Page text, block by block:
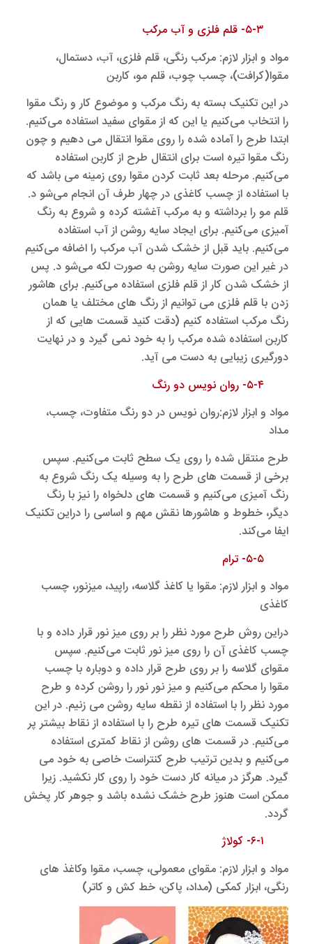
مواد و ابزار لازم: مرکب رنگی، قلم فلزی، آب، دستمال،
مقوا(کرافت)، چسب چوب، قلم مو، کاربن
در این تکنیک بسته به رنگ مرکب و موضوع کار و رنگ مقوا
را انتخاب می‌کنیم یا این که از مقوای سفید استفاده می‌کنیم.
ابتدا طرح را آماده شده را روی مقوا انتقال می دهیم و چون
رنگ مقوا تیره است برای انتقال طرح از کاربن استفاده
می‌کنیم. مرحله بعد ثابت کردن مقوا روی زمینه می باشد که
با استفاده از چسب کاغذی در چهار طرف آن انجام می‌شو د.
قلم مو را برداشته و به مرکب آغشته کرده و شروع به رنگ
آمیزی می‌کنیم. برای ایجاد سایه روشن از آب استفاده
می‌کنیم. باید قبل از خشک شدن آب مرکب را اضافه می‌کنیم
در غیر این صورت سایه روشن به صورت لکه می‌شو د. پس
از خشک شدن کار از قلم فلزی استفاده می‌کنیم. برای هاشور
زدن با قلم فلزی می توانیم از رنگ های مختلف یا همان
رنگ مرکب استفاده کنیم (دقت کنید قسمت هایی که از
کاربن استفاده شده مرکب را به خود نمی گیرد و در نهایت
دورگیری زیبایی به دست می آید.
مواد و ابزار لازم:روان نویس در دو رنگ متفاوت، چسب،
مداد
طرح منتقل شده را روی یک سطح ثابت می‌کنیم. سپس
برخی از قسمت های طرح را به وسیله یک رنگ شروع به
رنگ آمیزی می‌کنیم و قسمت های دلخواه را نیز با رنگ
دیگر، خطوط و هاشورها نقش مهم و اساسی را دراین تکنیک
ایفا می‌کند.
مواد و ابزار لازم: مقوا یا کاغذ گلاسه، راپید، میزنور، چسب
کاغذی
دراین روش طرح مورد نظر را بر روی میز نور قرار داده و با
چسب کاغذی آن را روی میز نور ثابت می‌کنیم. سپس
مقوای گلاسه را بر روی طرح قرار داده و دوباره با چسب
مقوا را محکم می‌کنیم و میز نور نور را روشن کرده و طرح
مورد نظر را با استفاده از نقطه سایه روشن می زنیم. در این
تکنیک قسمت های تیره طرح را با استفاده از نقاط بیشتر پر
می‌کنیم. در قسمت های روشن از نقاط کمتری استفاده
می‌کنیم و بدین ترتیب طرح کنتراست خاصی به خود می
گیرد. هرگز در میانه کار دست خود را روی کار نکشید. زیرا
ممکن است هنوز طرح خشک نشده باشد و جوهر کار پخش
گردد.
مواد و ابزار لازم: مقوای معمولی، چسب، مقوا وکاغذ های
رنگی، ابزار کمکی (مداد، پاکن، خط کش و کاتر)